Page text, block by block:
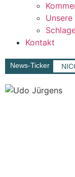
Unsere
Kontakt
News-Ticker